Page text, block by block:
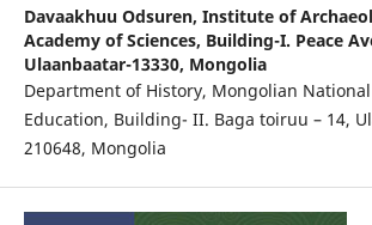
Davaakhuu Odsuren, Institute of
Academy of Sciences, Building-I. Peace
Ulaanbaatar-13330, Mongolia
Department of History, Mongolian
Education, Building- II. Baga toiruu – 14,
210648, Mongolia